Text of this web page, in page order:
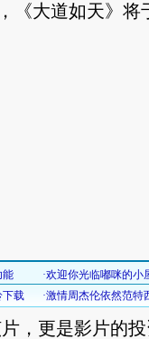
《大道如天》
，更是影片的